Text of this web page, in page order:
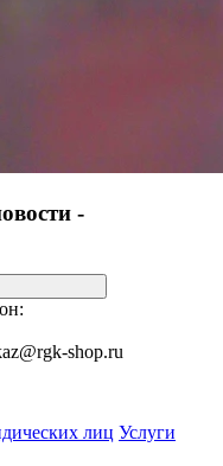
-
shop.ru
лиц Услуги